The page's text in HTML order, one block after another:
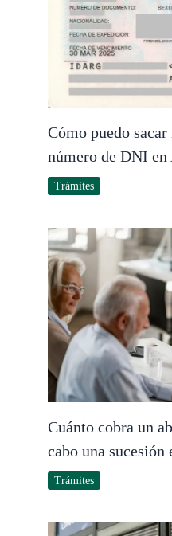
Cómo puedo
número de DNI en
Trámites
Cuánto cobra un
cabo una sucesión
Trámites